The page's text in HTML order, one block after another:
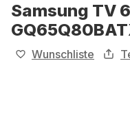
Samsung TV
Wunschliste